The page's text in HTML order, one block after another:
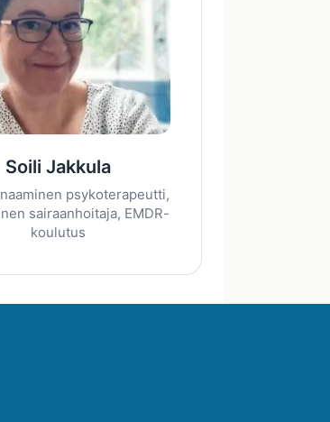
Soili Jakkula
psykoterapeutti,
sairaanhoitaja, EMDR-
koulutus